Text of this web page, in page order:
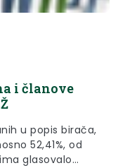
i članove
u popis birača,
52,41%, od
glasovalo